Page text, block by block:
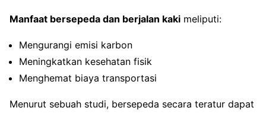
Manfaat bersepeda dan berjalan kaki meliputi:
Mengurangi emisi karbon
Meningkatkan kesehatan fisik
Menghemat biaya transportasi
Menurut sebuah studi, bersepeda secara teratur dapat